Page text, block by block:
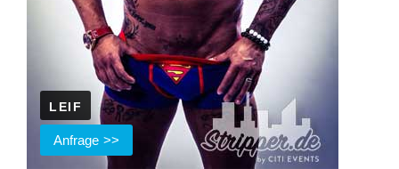
LEIF
Anfrage